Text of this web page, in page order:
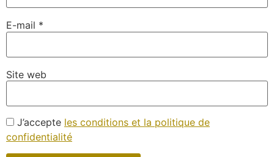
E-mail *
Site web
J’accepte les conditions et la politique de
confidentialité